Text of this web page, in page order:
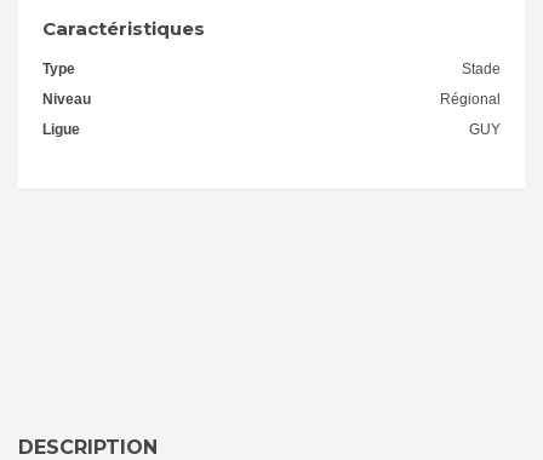
Caractéristiques
Type
Stade
Niveau
Régional
Ligue
GUY
DESCRIPTION